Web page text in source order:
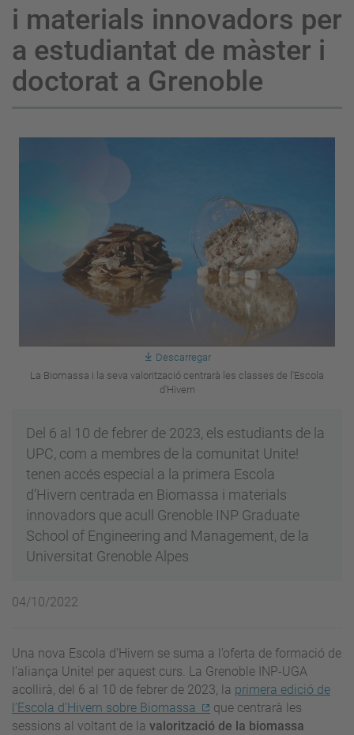
i materials innovadors per
a estudiantat de màster i
doctorat a Grenoble
Descarregar
La Biomassa i la seva valorització centrarà les classes de l'Escola
d'Hivern
Del 6 al 10 de febrer de 2023, els estudiants de la
UPC, com a membres de la comunitat Unite!
tenen accés especial a la primera Escola
d’Hivern centrada en Biomassa i materials
innovadors que acull Grenoble INP Graduate
School of Engineering and Management, de la
Universitat Grenoble Alpes
04/10/2022
Una nova Escola d’Hivern se suma a l’oferta de formació de
l’aliança Unite! per aquest curs. La Grenoble INP-UGA
acollirà, del 6 al 10 de febrer de 2023, la primera edició de
l’Escola d’Hivern sobre Biomassa
que centrarà les
sessions al voltant de la valorització de la biomassa